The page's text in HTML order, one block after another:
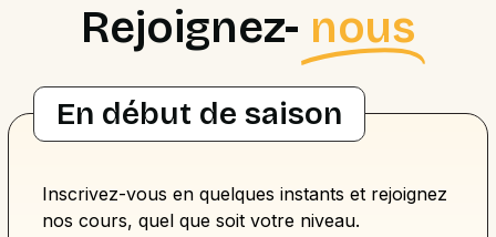
Rejoignez- nous
En début de saison
Inscrivez-vous en quelques instants et rejoignez
nos cours, quel que soit votre niveau.